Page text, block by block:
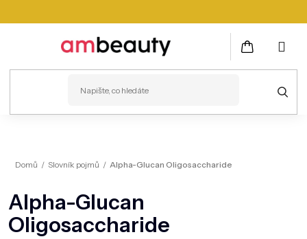
na
NÁKUPNÍ
KOŠÍK
VLASY
ZDRAVÍ
KOSMETICKÉ PŘÍSTROJE
Domů / Slovník pojmů / Alpha-Glucan Oligosaccharide
Alpha-Glucan
Oligosaccharide